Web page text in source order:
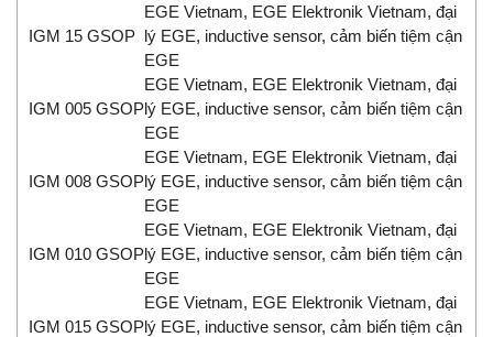
IGM 15 GSOP
EGE Vietnam, EGE Elektronik Vietnam, đại
lý EGE, inductive sensor, cảm biến tiệm cận
EGE
IGM 005 GSOP
EGE Vietnam, EGE Elektronik Vietnam, đại
lý EGE, inductive sensor, cảm biến tiệm cận
EGE
IGM 008 GSOP
EGE Vietnam, EGE Elektronik Vietnam, đại
lý EGE, inductive sensor, cảm biến tiệm cận
EGE
IGM 010 GSOP
EGE Vietnam, EGE Elektronik Vietnam, đại
lý EGE, inductive sensor, cảm biến tiệm cận
EGE
IGM 015 GSOP
EGE Vietnam, EGE Elektronik Vietnam, đại
lý EGE, inductive sensor, cảm biến tiệm cận